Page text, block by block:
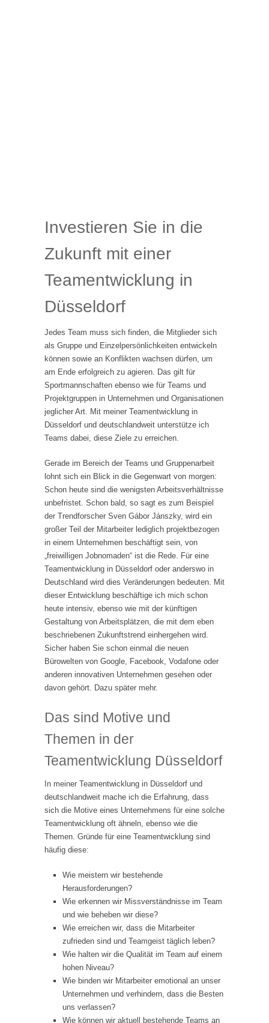
Investieren Sie in die
Zukunft mit einer
Teamentwicklung in
Düsseldorf
Jedes Team muss sich finden, die Mitglieder sich
als Gruppe und Einzelpersönlichkeiten entwickeln
können sowie an Konflikten wachsen dürfen, um
am Ende erfolgreich zu agieren. Das gilt für
Sportmannschaften ebenso wie für Teams und
Projektgruppen in Unternehmen und Organisationen
jeglicher Art. Mit meiner Teamentwicklung in
Düsseldorf und deutschlandweit unterstütze ich
Teams dabei, diese Ziele zu erreichen.
Gerade im Bereich der Teams und Gruppenarbeit
lohnt sich ein Blick in die Gegenwart von morgen:
Schon heute sind die wenigsten Arbeitsverhältnisse
unbefristet. Schon bald, so sagt es zum Beispiel
der Trendforscher Sven Gábor Jánszky, wird ein
großer Teil der Mitarbeiter lediglich projektbezogen
in einem Unternehmen beschäftigt sein, von
„freiwilligen Jobnomaden“ ist die Rede. Für eine
Teamentwicklung in Düsseldorf oder anderswo in
Deutschland wird dies Veränderungen bedeuten. Mit
dieser Entwicklung beschäftige ich mich schon
heute intensiv, ebenso wie mit der künftigen
Gestaltung von Arbeitsplätzen, die mit dem eben
beschriebenen Zukunftstrend einhergehen wird.
Sicher haben Sie schon einmal die neuen
Bürowelten von Google, Facebook, Vodafone oder
anderen innovativen Unternehmen gesehen oder
davon gehört. Dazu später mehr.
Das sind Motive und
Themen in der
Teamentwicklung Düsseldorf
In meiner Teamentwicklung in Düsseldorf und
deutschlandweit mache ich die Erfahrung, dass
sich die Motive eines Unternehmens für eine solche
Teamentwicklung oft ähneln, ebenso wie die
Themen. Gründe für eine Teamentwicklung sind
häufig diese:
Wie meistern wir bestehende
Herausforderungen?
Wie erkennen wir Missverständnisse im Team
und wie beheben wir diese?
Wie erreichen wir, dass die Mitarbeiter
zufrieden sind und Teamgeist täglich leben?
Wie halten wir die Qualität im Team auf einem
hohen Niveau?
Wie binden wir Mitarbeiter emotional an unser
Unternehmen und verhindern, dass die Besten
uns verlassen?
Wie können wir aktuell bestehende Teams an